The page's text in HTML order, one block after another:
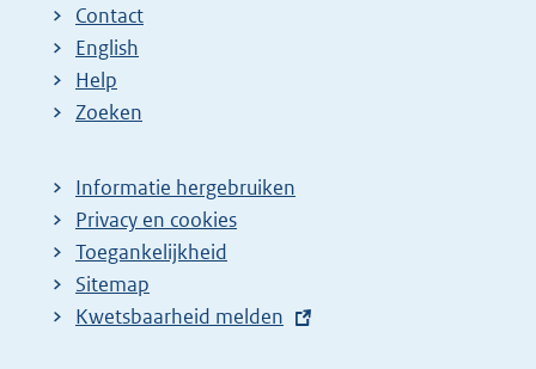
Contact
English
Help
Zoeken
Informatie hergebruiken
Privacy en cookies
Toegankelijkheid
Sitemap
E
Kwetsbaarheid melden